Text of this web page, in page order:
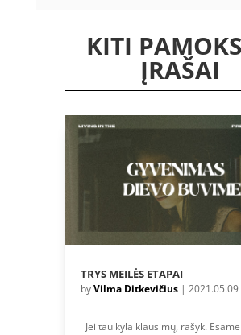
KITI
ĮRAŠAI
TRYS MEILĖS ETAPAI
byVilma Ditkevičius| 2021.05.09
Jei tau kyla klausimų, rašyk. Esame